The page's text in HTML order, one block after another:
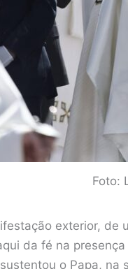
Foto:
exterior, de
da fé na
o Papa, na